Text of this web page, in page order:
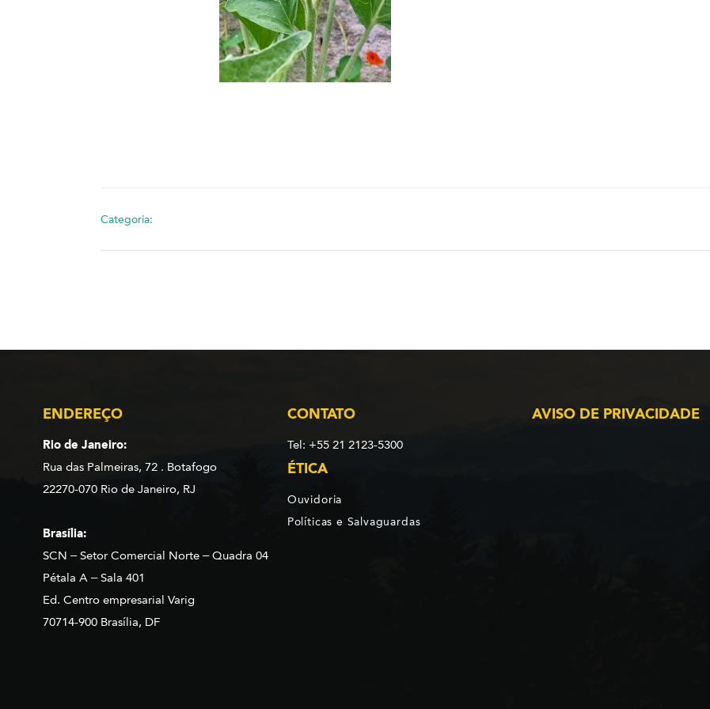
Categoria:
ENDEREÇO
Rio de Janeiro:
Rua das Palmeiras, 72 . Botafogo
22270-070 Rio de Janeiro, RJ
Brasília:
SCN – Setor Comercial Norte – Quadra 04
Pétala A – Sala 401
Ed. Centro empresarial Varig
70714-900 Brasília, DF
CONTATO
Tel: +55 21 2123-5300
AVISO DE PRIVACIDADE
ÉTICA
Ouvidoria
Políticas e Salvaguardas